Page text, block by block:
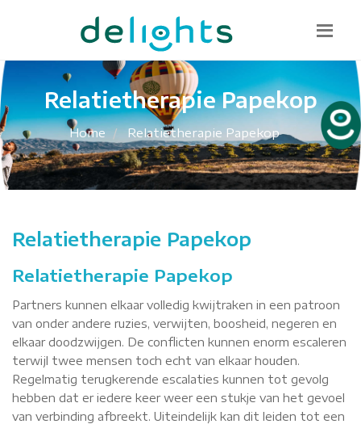
085 130 1482
info@delights.nu
Relatietherapie Papekop
Home Relatietherapie Papekop
Relatietherapie Papekop
Relatietherapie Papekop
Partners kunnen elkaar volledig kwijtraken in een patroon
van onder andere ruzies, verwijten, boosheid, negeren en
elkaar doodzwijgen. De conflicten kunnen enorm escaleren
terwijl twee mensen toch echt van elkaar houden.
Regelmatig terugkerende escalaties kunnen tot gevolg
hebben dat er iedere keer weer een stukje van het gevoel
van verbinding afbreekt. Uiteindelijk kan dit leiden tot een